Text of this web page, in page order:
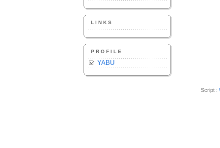
LINKS
PROFILE
YABU
Script :